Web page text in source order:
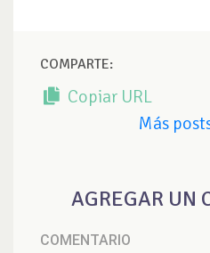
COMPARTE:
Copiar URL
Más
AGREGAR UN
COMENTARIO